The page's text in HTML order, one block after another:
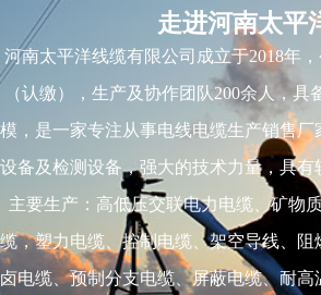
走进河南太平
河南太平洋线缆有限公司成立于2018年
（认缴），生产及协作团队200余人，
模，是一家专注从事电线电缆生产销售
设备及检测设备，强大的技术力量，具
主要生产：高低压交联电力电缆、矿物
缆，塑力电缆、控制电缆、架空导线、
卤电缆、预制分支电缆、屏蔽电缆、耐